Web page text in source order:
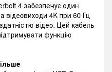
4 забезпечує один
відеовиходи 4K при 60 Гц
відео. Цей кабель
функцію